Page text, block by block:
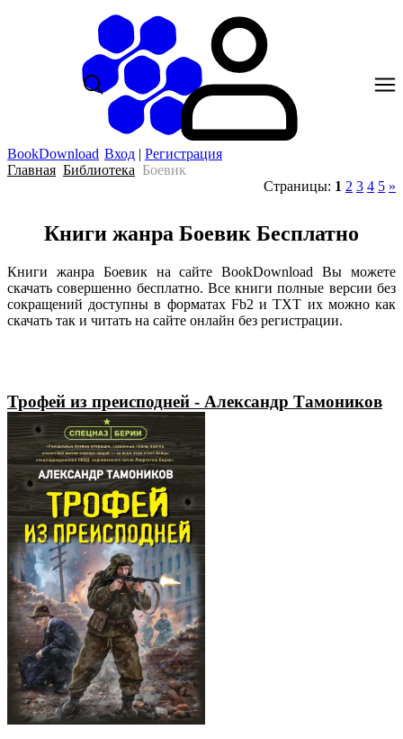
BookDownload Вход | Регистрация
Главная Библиотека Боевик
Страницы: 1 2 3 4 5 »
Книги жанра Боевик Бесплатно
Книги жанра Боевик на сайте BookDownload Вы можете
скачать совершенно бесплатно. Все книги полные версии без
сокращений доступны в форматах Fb2 и TXT их можно как
скачать так и читать на сайте онлайн без регистрации.
Трофей из преисподней - Александр Тамоников